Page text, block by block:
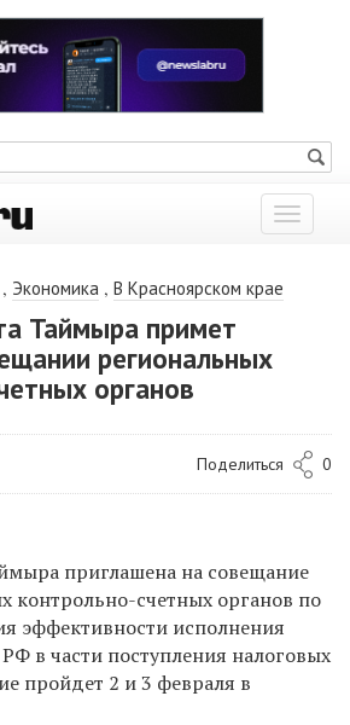
Показать
меню
, Экономика , В Красноярском крае
Таймыра примет
региональных
органов
Поделиться 0
приглашена на совещание
контрольно-счетных органов по
эффективности исполнения
в части поступления налоговых
пройдет 2 и 3 февраля в